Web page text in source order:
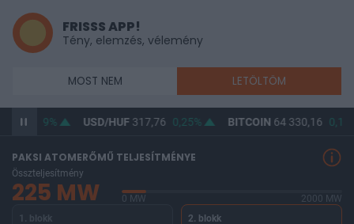
FRISSS APP!
Tény, elemzés, vélemény
MOST NEM LETÖLTÖM
0,19% USD/HUF317,76 0,25% BITCOIN64 330,16 0,1%
PAKSI ATOMERŐMŰ TELJESÍTMÉNYE
Összteljesítmény
225 MW 0 MW
2000 MW
1. blokk
2. blokk